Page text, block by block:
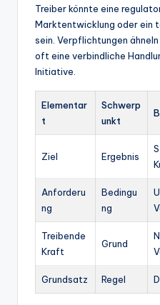
Treiber könnte eine
Marktentwicklung oder ein
sein. Verpflichtungen
oft eine verbindliche
Initiative.
Elementar
t
Schwerp
unkt
Ziel Ergebnis
Anforderu
ng
Bedingu
ng
Treibende
Kraft
Grund
Grundsatz Regel